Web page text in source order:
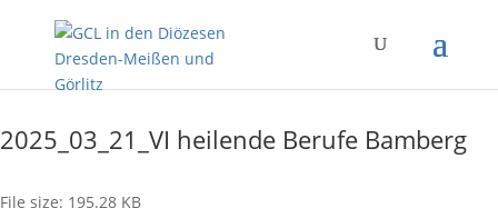
2025_03_21_VI heilende Berufe Bamberg
File size: 195.28 KB